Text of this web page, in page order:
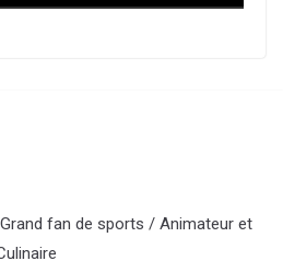
fan de sports / Animateur et